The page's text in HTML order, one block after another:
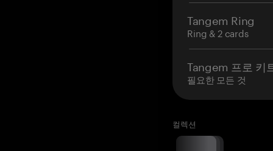
Tangem Ring
Ring & 2 cards
Tangem 프로 키
필요한 모든 것
컬렉션